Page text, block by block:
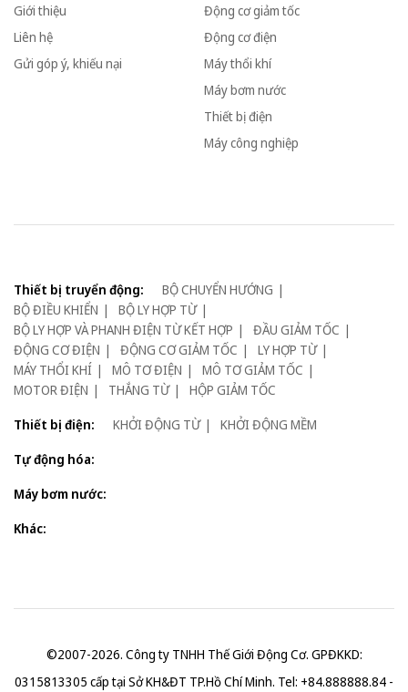
Giới thiệu
Liên hệ
Gửi góp ý, khiếu nại
Động cơ giảm tốc
Động cơ điện
Máy thổi khí
Máy bơm nước
Thiết bị điện
Máy công nghiệp
Thiết bị truyển động:
BỘ CHUYỂN HƯỚNG
BỘ ĐIỀU KHIỂN
BỘ LY HỢP TỪ
BỘ LY HỢP VÀ PHANH ĐIỆN TỪ KẾT HỢP
ĐẦU GIẢM TỐC
ĐỘNG CƠ ĐIỆN
ĐỘNG CƠ GIẢM TỐC
LY HỢP TỪ
MÁY THỔI KHÍ
MÔ TƠ ĐIỆN
MÔ TƠ GIẢM TỐC
MOTOR ĐIỆN
THẮNG TỪ
HỘP GIẢM TỐC
Thiết bị điện:
KHỞI ĐỘNG TỪ
KHỞI ĐỘNG MỀM
Tự động hóa:
Máy bơm nước:
Khác:
©2007-2026. Công ty TNHH Thế Giới Động Cơ. GPĐKKD:
0315813305 cấp tại Sở KH&ĐT TP.Hồ Chí Minh. Tel: +84.888888.84 -